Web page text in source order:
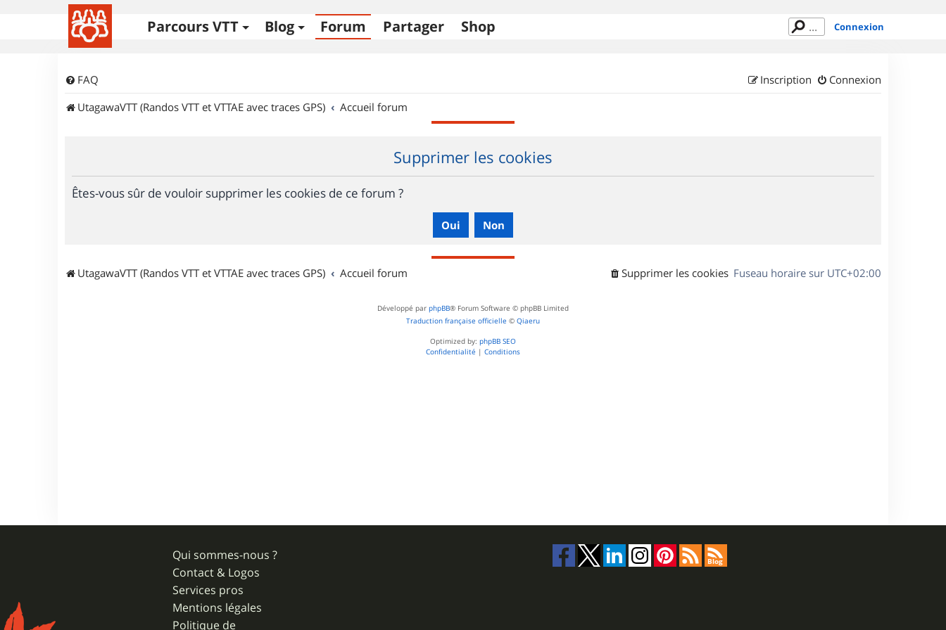
Parcours VTT Blog Forum Partager Shop Connexion
FAQ Connexion
Inscription
UtagawaVTT (Randos VTT et VTTAE avec traces GPS)
Accueil forum
Supprimer les cookies
Êtes-vous sûr de vouloir supprimer les cookies de ce forum ?
UtagawaVTT (Randos VTT et VTTAE avec traces GPS) Accueil forum Fuseau horaire sur UTC+02:00
Supprimer les cookies
Développé par phpBB® Forum Software © phpBB Limited
Traduction française officielle © Qiaeru
Optimized by: phpBB SEO
Confidentialité | Conditions
Qui sommes-nous ?
Contact & Logos
Services pros
Mentions légales
Politique de